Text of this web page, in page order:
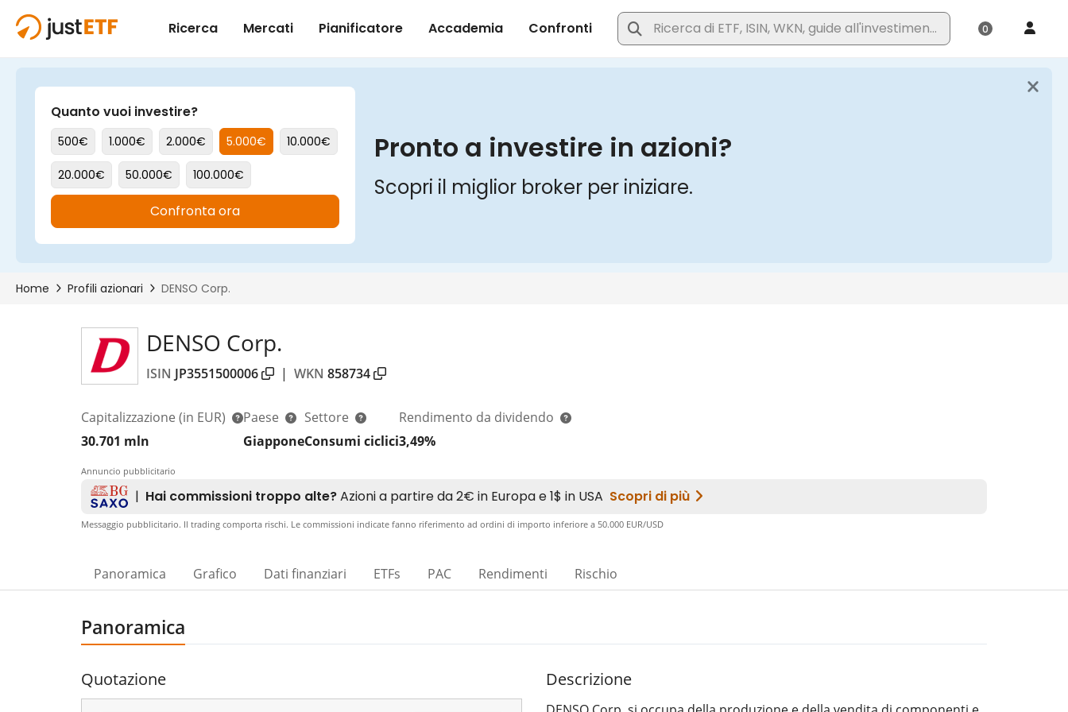
DENSO Corp.
ISIN JP3551500006 | WKN 858734
Capitalizzazione (in EUR)
30.701 mln
Paese
Giappone
Settore
Consumi ciclici
Rendimento da dividendo
3,49%
Annuncio pubblicitario
Messaggio pubblicitario. Il trading comporta rischi. Le commissioni indicate fanno riferimento ad ordini di importo inferiore a 50.000 EUR/USD​
Panoramica Grafico Dati finanziari ETFs PAC Rendimenti Rischio
Panoramica
Quotazione Descrizione